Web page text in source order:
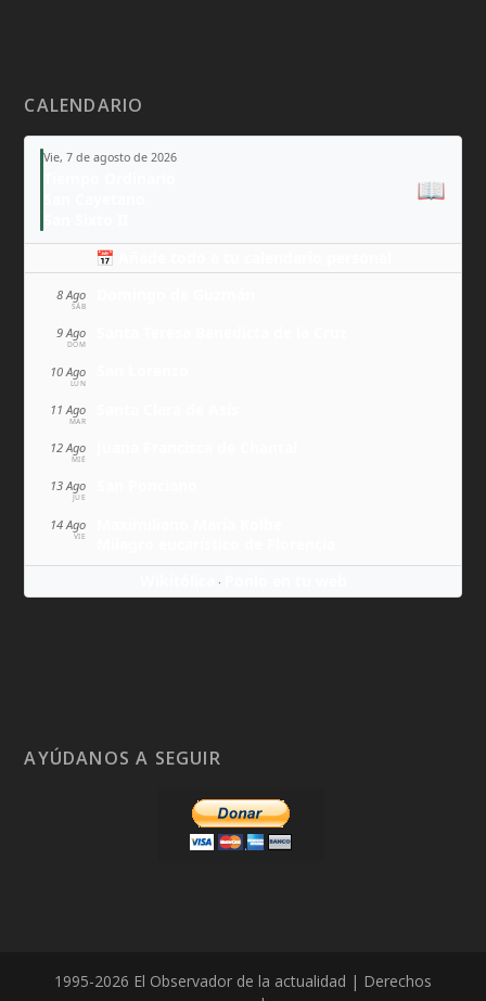
CALENDARIO
Vie, 7 de agosto de 2026
📖
📅 Añade todo a tu calendario personal
8 Ago
SÁB
9 Ago
DOM
10 Ago
LUN
11 Ago
MAR
12 Ago
MIÉ
13 Ago
JUE
14 Ago
VIE
·
AYÚDANOS A SEGUIR
1995-2026 El Observador de la actualidad | Derechos